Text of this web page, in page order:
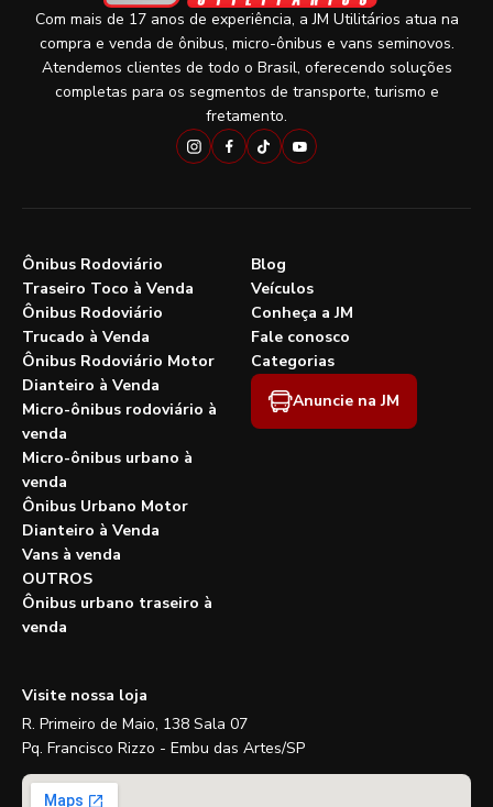
Com mais de 17 anos de experiência, a JM Utilitários atua na
compra e venda de ônibus, micro-ônibus e vans seminovos.
Atendemos clientes de todo o Brasil, oferecendo soluções
completas para os segmentos de transporte, turismo e
fretamento.
Ônibus Rodoviário
Traseiro Toco à Venda
Ônibus Rodoviário
Trucado à Venda
Ônibus Rodoviário Motor
Dianteiro à Venda
Micro-ônibus rodoviário à
venda
Micro-ônibus urbano à
venda
Ônibus Urbano Motor
Dianteiro à Venda
Vans à venda
OUTROS
Ônibus urbano traseiro à
venda
Blog
Veículos
Conheça a JM
Fale conosco
Categorias
Anuncie na JM
Visite nossa loja
R. Primeiro de Maio, 138 Sala 07
Pq. Francisco Rizzo - Embu das Artes/SP